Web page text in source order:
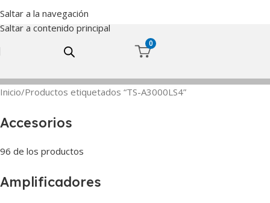
Saltar a la navegación
Saltar a contenido principal
0
Inicio Productos etiquetados “TS-A3000LS4”
Accesorios
96 de los productos
Amplificadores